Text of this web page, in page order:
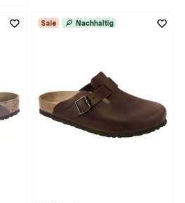
Sale Nachhaltig